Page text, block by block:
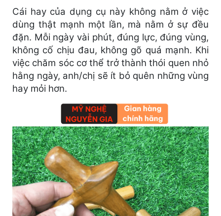
Cái hay của dụng cụ này không nằm ở việc
dùng thật mạnh một lần, mà nằm ở sự đều
đặn. Mỗi ngày vài phút, đúng lực, đúng vùng,
không cố chịu đau, không gõ quá mạnh. Khi
việc chăm sóc cơ thể trở thành thói quen nhỏ
hằng ngày, anh/chị sẽ ít bỏ quên những vùng
hay mỏi hơn.